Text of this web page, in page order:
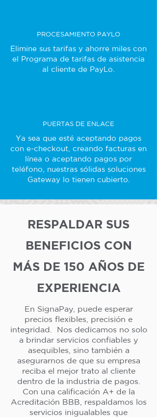
PROCESAMIENTO PAYLO
Elimine sus tarifas y ahorre miles con
el Programa de tarifas de asistencia
al cliente de PayLo.
PUERTAS DE ENLACE
Ya sea que esté aceptando pagos
con e-checkout, creando facturas en
línea o aceptando pagos por
teléfono, nuestras sólidas soluciones
Gateway lo tienen cubierto.
RESPALDAR SUS
BENEFICIOS CON
MÁS DE 150 AÑOS DE
EXPERIENCIA
En SignaPay, puede esperar
precios flexibles, precisión e
integridad. Nos dedicamos no solo
a brindar servicios confiables y
asequibles, sino también a
asegurarnos de que su empresa
reciba el mejor trato al cliente
dentro de la industria de pagos.
Con una calificación A+ de la
Acreditación BBB, respaldamos los
servicios inigualables que